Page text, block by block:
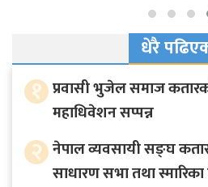
धेरै
१ प्रवासी भुजेल समाज
महाधिवेशन सप्पन्न
२ नेपाल व्यवसायी सङ्घ
साधारण सभा तथा